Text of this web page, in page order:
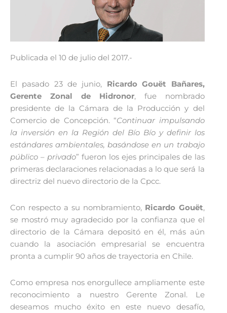
Publicada el 10 de julio del 2017.-
El pasado 23 de junio, Ricardo Gouët Bañares,
Gerente Zonal de Hidronor, fue nombrado
presidente de la Cámara de la Producción y del
Comercio de Concepción. “Continuar impulsando
la inversión en la Región del Bío Bío y definir los
estándares ambientales, basándose en un trabajo
público – privado” fueron los ejes principales de las
primeras declaraciones relacionadas a lo que será la
directriz del nuevo directorio de la Cpcc.
Con respecto a su nombramiento, Ricardo Gouët,
se mostró muy agradecido por la confianza que el
directorio de la Cámara depositó en él, más aún
cuando la asociación empresarial se encuentra
pronta a cumplir 90 años de trayectoria en Chile.
Como empresa nos enorgullece ampliamente este
reconocimiento a nuestro Gerente Zonal. Le
deseamos mucho éxito en este nuevo desafío,